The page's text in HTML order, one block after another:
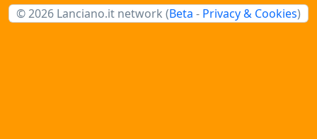
© 2026 Lanciano.it network (Beta - Privacy & Cookies)